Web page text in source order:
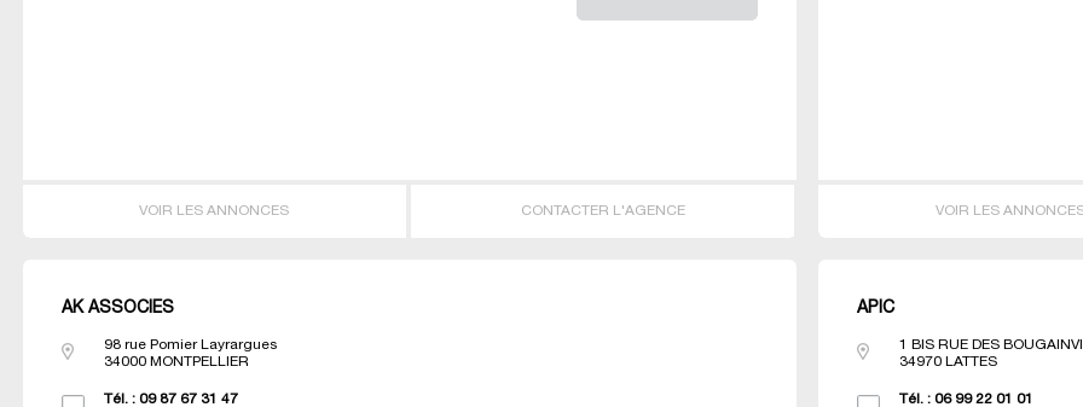
VOIR LES ANNONCES CONTACTER L'AGENCE VOIR LES
AK ASSOCIES
98 rue Pomier Layrargues
34000 MONTPELLIER
Tél. : 09 87 67 31 47
APIC
1 BIS RUE DES
34970
LATTES
Tél. :06 99 22 01 01